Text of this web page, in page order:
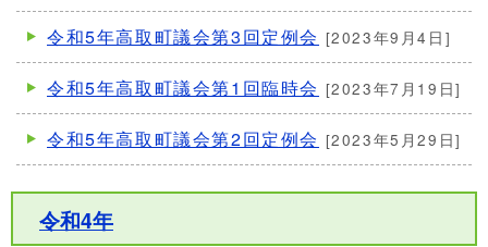
令和5年高取町議会第3回定例会 [2023年9月4日]
令和5年高取町議会第1回臨時会 [2023年7月19日]
令和5年高取町議会第2回定例会 [2023年5月29日]
令和4年